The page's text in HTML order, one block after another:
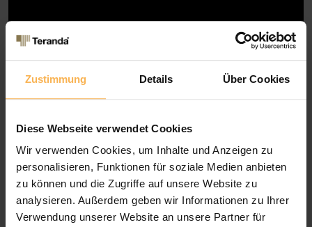
Zustimmung Details Über Cookies
Diese Webseite verwendet Cookies
Wir verwenden Cookies, um Inhalte und Anzeigen zu
personalisieren, Funktionen für soziale Medien anbieten
zu können und die Zugriffe auf unsere Website zu
analysieren. Außerdem geben wir Informationen zu Ihrer
Verwendung unserer Website an unsere Partner für
Unsere Empfehlung für Sie
Grillrost für Grillring Quoco Piatto Large